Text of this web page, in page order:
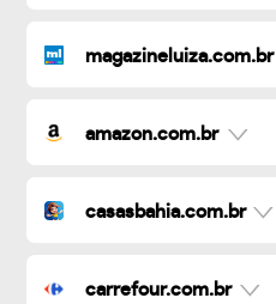
magazineluiza.com.br
amazon.com.br
casasbahia.com.br
carrefour.com.br